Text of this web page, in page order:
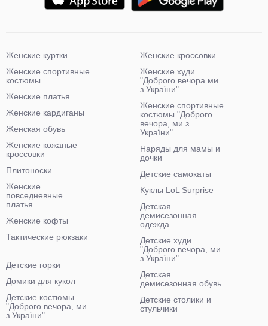
Женские куртки
Женские спортивные
костюмы
Женские платья
Женские кардиганы
Женская обувь
Женские кожаные
кроссовки
Плитоноски
Женские
повседневные
платья
Женские кофты
Тактические рюкзаки
Женские кроссовки
Женские худи
"Доброго вечора ми
з України"
Женские спортивные
костюмы "Доброго
вечора, ми з
України"
Наряды для мамы и
дочки
Детские самокаты
Куклы LoL Surprise
Детская
демисезонная
одежда
Детские худи
"Доброго вечора, ми
з України"
Детская
демисезонная обувь
Детские столики и
стульчики
Детские горки
Домики для кукол
Детские костюмы
"Доброго вечора, ми
з України"